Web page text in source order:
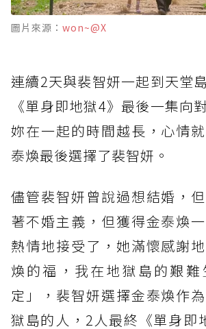
圖片來源： won~@X
連續2天與裴智妍一起到天堂
《單身即地獄4》最後一集向
妳在一起的時間越長，心情
泰煥最後選擇了裴智妍。
儘管裴智妍曾說過想結婚，
著不婚主義，但獲得金泰煥
熱情地接受了，她滿懷感謝
煥的福，我在地獄島的艱難
定」，裴智妍選擇金泰煥作
獄島的人，2人最終《單身即